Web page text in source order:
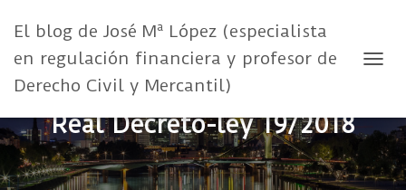
El blog de José Mª López (especialista
en regulación financiera y profesor de
Derecho Civil y Mercantil)
Real Decreto-ley 19/2018